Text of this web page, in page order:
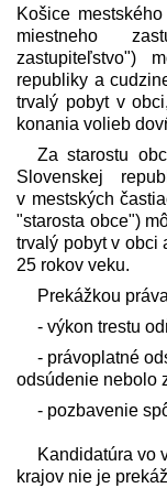
Košice
miestneho
zastupiteľstvo")
republiky a
trvalý pobyt v
konania volieb
Za starostu
Slovenskej
v mestských
"starosta obce")
trvalý pobyt v obci
25 rokov veku.
Prekážkou
- výkon trestu
- právoplatné
odsúdenie nebolo
- pozbavenie
Kandidatúra vo
krajov nie je